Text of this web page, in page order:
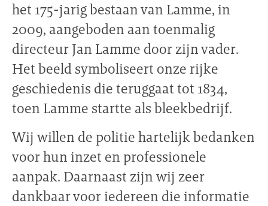
het 175-jarig bestaan van Lamme, in
2009, aangeboden aan toenmalig
directeur Jan Lamme door zijn vader.
Het beeld symboliseert onze rijke
geschiedenis die teruggaat tot 1834,
toen Lamme startte als bleekbedrijf.
Wij willen de politie hartelijk bedanken
voor hun inzet en professionele
aanpak. Daarnaast zijn wij zeer
dankbaar voor iedereen die informatie